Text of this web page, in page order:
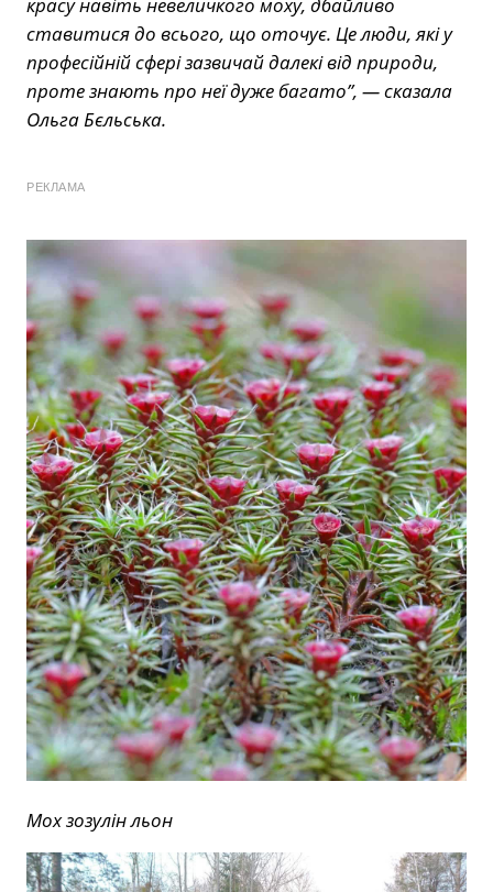
ставитися до всього, що оточує. Це люди, які у
професійній сфері зазвичай далекі від природи,
проте знають про неї дуже багато”, — сказала
Ольга Бєльська.
РЕКЛАМА
Мох зозулін льон